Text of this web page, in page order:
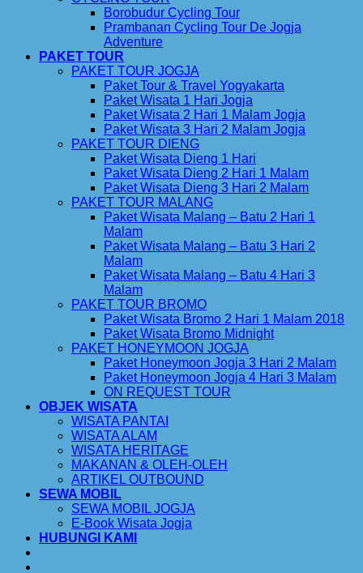
Borobudur Cycling Tour
Prambanan Cycling Tour De Jogja
Adventure
PAKET TOUR
PAKET TOUR JOGJA
Paket Tour & Travel Yogyakarta
Paket Wisata 1 Hari Jogja
Paket Wisata 2 Hari 1 Malam Jogja
Paket Wisata 3 Hari 2 Malam Jogja
PAKET TOUR DIENG
Paket Wisata Dieng 1 Hari
Paket Wisata Dieng 2 Hari 1 Malam
Paket Wisata Dieng 3 Hari 2 Malam
PAKET TOUR MALANG
Paket Wisata Malang – Batu 2 Hari 1
Malam
Paket Wisata Malang – Batu 3 Hari 2
Malam
Paket Wisata Malang – Batu 4 Hari 3
Malam
PAKET TOUR BROMO
Paket Wisata Bromo 2 Hari 1 Malam 2018
Paket Wisata Bromo Midnight
PAKET HONEYMOON JOGJA
Paket Honeymoon Jogja 3 Hari 2 Malam
Paket Honeymoon Jogja 4 Hari 3 Malam
ON REQUEST TOUR
OBJEK WISATA
WISATA PANTAI
WISATA ALAM
WISATA HERITAGE
MAKANAN & OLEH-OLEH
ARTIKEL OUTBOUND
SEWA MOBIL
SEWA MOBIL JOGJA
E-Book Wisata Jogja
HUBUNGI KAMI